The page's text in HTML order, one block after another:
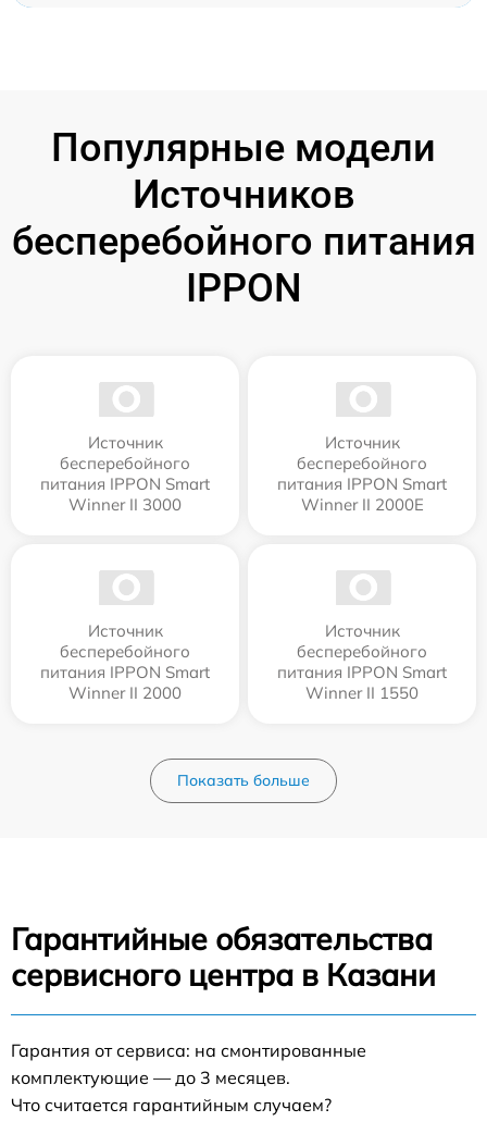
Популярные модели
Источников
бесперебойного питания
IPPON
Источник
бесперебойного
питания IPPON Smart
Winner II 3000
Источник
бесперебойного
питания IPPON Smart
Winner II 2000E
Источник
бесперебойного
питания IPPON Smart
Winner II 2000
Источник
бесперебойного
питания IPPON Smart
Winner II 1550
Показать больше
Гарантийные обязательства
сервисного центра в Казани
Гарантия от сервиса: на смонтированные
комплектующие — до 3 месяцев.
Что считается гарантийным случаем?